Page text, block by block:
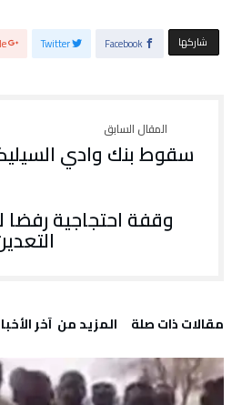
‫‫ شاركها‬ Facebook
Twitter
سقوط بنك وادي
وقفة احتجاجية
‫مقالات ذات صلة‬ ‫المزيد من ‬ آخر